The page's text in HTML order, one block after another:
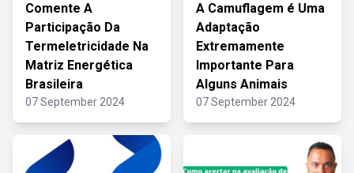
Comente A
Participação Da
Termeletricidade Na
Matriz Energética
Brasileira
07 September 2024
A Camuflagem é Uma
Adaptação
Extremamente
Importante Para
Alguns Animais
07 September 2024